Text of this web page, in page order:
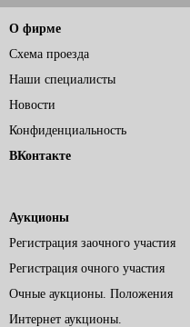
О фирме
Схема проезда
Наши специалисты
Новости
Конфиденциальность
ВКонтакте
Аукционы
Регистрация заочного участия
Регистрация очного участия
Очные аукционы. Положения
Интернет аукционы.